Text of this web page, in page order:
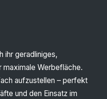
ihr geradliniges,
maximale Werbefläche.
aufzustellen – perfekt
und den Einsatz im